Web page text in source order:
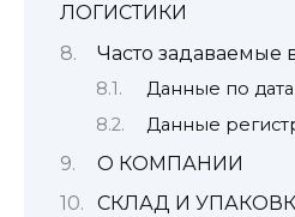
ЛОГИСТИКИ
Часто задаваемые
Данные по
Данные
О КОМПАНИИ
СКЛАД И